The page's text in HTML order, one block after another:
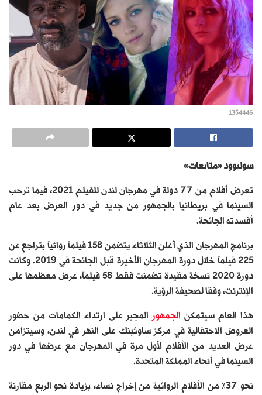
1354446
سوليوود «متابعات»
تعرض أفلام من 77 دولة في مهرجان لندن للفيلم 2021، فيما ترحب
السينما في بريطانيا بالجمهور من جديد في دور العرض بعد عام
أفسدته الجائحة.
برنامج المهرجان الذي أعلن الثلاثاء يتضمن 158 فيلماً روائياً بتراجع عن
225 فيلماً خلال دورة المهرجان الأخيرة قبل الجائحة في 2019. وكانت
دورة 2020 نسخة مقيدة تضمنت فقط 58 فيلماً، عرض معظمها على
الإنترنت، وفقا لصحيفة الرؤية.
هذا العام سيتمكن الجمهور المجبر على ارتداء الكمامات من حضور
العروض الاحتفالية في مركز ساوثبنك على النهر في لندن، وسيتزامن
عرض العديد من الأفلام لأول مرة في المهرجان مع عرضها في دور
السينما في أنحاء المملكة المتحدة.
نحو 37% من الأفلام الروائية من إخراج نساء، بزيادة نحو الربع مقارنة